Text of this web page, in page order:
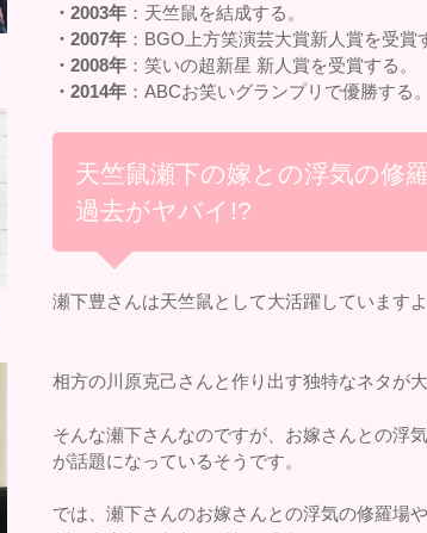
・2003年 ：天竺鼠を結成する。
・2007年 ：BGO上方笑演芸大賞新人賞を受賞
・2008年 ：笑いの超新星 新人賞を受賞する。
・2014年 ：ABCお笑いグランプリで優勝する。
天竺鼠瀬下の嫁との浮気の修
過去がヤバイ!?
瀬下豊さんは天竺鼠として大活躍していますよ
相方の川原克己さんと作り出す独特なネタが大
そんな瀬下さんなのですが、お嫁さんとの浮
が話題になっているそうです。
では、瀬下さんのお嫁さんとの浮気の修羅場